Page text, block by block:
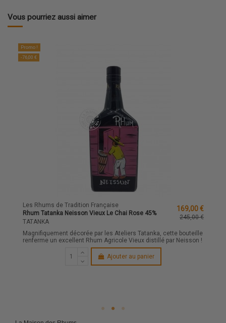
Vous pourriez aussi aimer
Promo !
-76,00 €
Les Rhums de Tradition Française
Rhum Tatanka Neisson Vieux Le Chai Rose 45%
TATANKA
169,00 €
245,00 €
Magnifiquement décorée par les Ateliers Tatanka, cette bouteille
renferme un excellent Rhum Agricole Vieux distillé par Neisson !
Ajouter au panier